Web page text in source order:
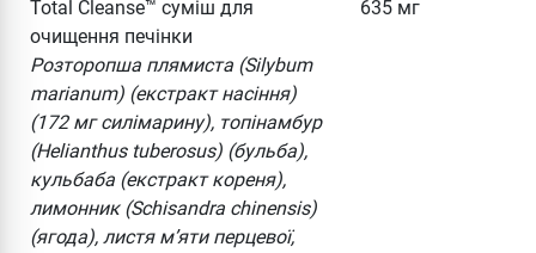
Total Cleanse™ суміш для
очищення печінки
Розторопша плямиста (Silybum
marianum) (екстракт насіння)
(172 мг силімарину), топінамбур
(Helianthus tuberosus) (бульба),
кульбаба (екстракт кореня),
лимонник (Schisandra chinensis)
(ягода), листя м’яти перцевої,
635 мг